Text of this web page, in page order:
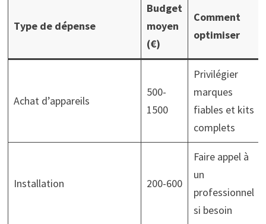
Type de dépense
Budget
moyen
(€)
Comment
optimiser
Achat d’appareils
500-
1500
Privilégier
marques
fiables et kits
complets
Installation 200-600
Faire appel à
un
professionnel
si besoin